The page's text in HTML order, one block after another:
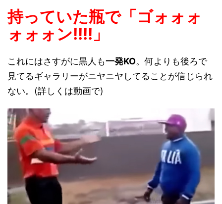
持っていた瓶で「ゴォォォ
ォォォン!!!!」
これにはさすがに黒人も一発KO。何よりも後ろで
見てるギャラリーがニヤニヤしてることが信じられ
ない。(詳しくは動画で)